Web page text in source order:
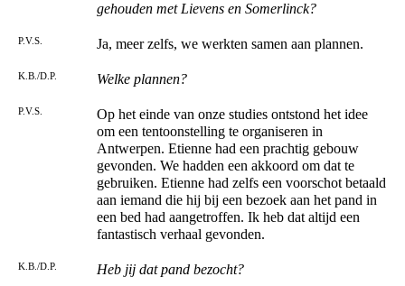
gehouden met Lievens en Somerlinck?
P.V.S. Ja, meer zelfs, we werkten samen aan plannen.
K.B./D.P. Welke plannen?
P.V.S.
Op het einde van onze studies ontstond het idee
om een tentoonstelling te organiseren in
Antwerpen. Etienne had een prachtig gebouw
gevonden. We hadden een akkoord om dat te
gebruiken. Etienne had zelfs een voorschot betaald
aan iemand die hij bij een bezoek aan het pand in
een bed had aangetroffen. Ik heb dat altijd een
fantastisch verhaal gevonden.
K.B./D.P. Heb jij dat pand bezocht?